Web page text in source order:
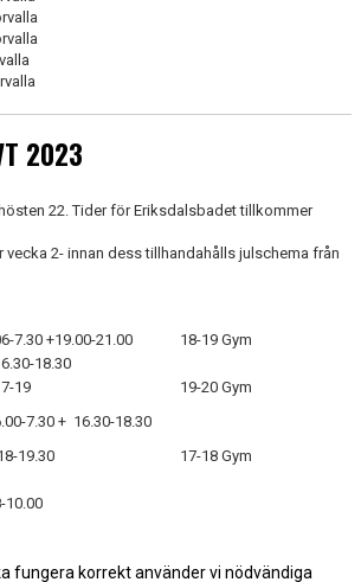
2023
22. Tider för Eriksdalsbadet tillkommer
vecka 2- innan dess tillhandahålls julschema från
7.30 +19.00-21.00
18-19 Gym
18.30
19
19-20 Gym
7.30 + 16.30-18.30
19.30
17-18 Gym
10.00
fungera korrekt använder vi nödvändiga